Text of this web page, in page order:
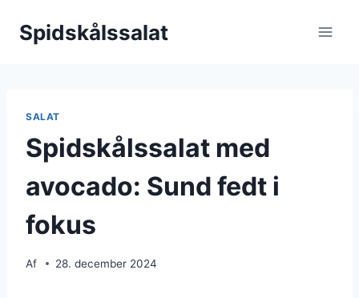
Spidskålssalat
SALAT
Spidskålssalat med
avocado: Sund fedt i
fokus
Af 28. december 2024